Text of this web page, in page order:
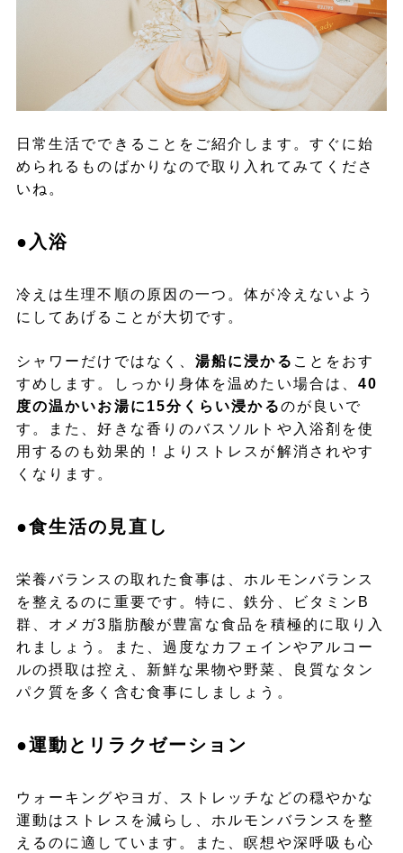
日常生活でできることをご紹介します。すぐに始
められるものばかりなので取り入れてみてくださ
いね。
●入浴
冷えは生理不順の原因の一つ。体が冷えないよう
にしてあげることが大切です。
シャワーだけではなく、湯船に浸かる ことをおす
すめします。しっかり身体を温めたい場合は、40
度の温かいお湯に15分くらい浸かるのが良いで
す。また、好きな香りのバスソルトや入浴剤を使
用するのも効果的！よりストレスが解消されやす
くなります。
●食生活の見直し
栄養バランスの取れた食事は、ホルモンバランス
を整えるのに重要です。特に、鉄分、ビタミンB
群、オメガ3脂肪酸が豊富な食品を積極的に取り入
れましょう。また、過度なカフェインやアルコー
ルの摂取は控え、新鮮な果物や野菜、良質なタン
パク質を多く含む食事にしましょう。
●運動とリラクゼーション
ウォーキングやヨガ、ストレッチなどの穏やかな
運動はストレスを減らし、ホルモンバランスを整
えるのに適しています。また、瞑想や深呼吸も心